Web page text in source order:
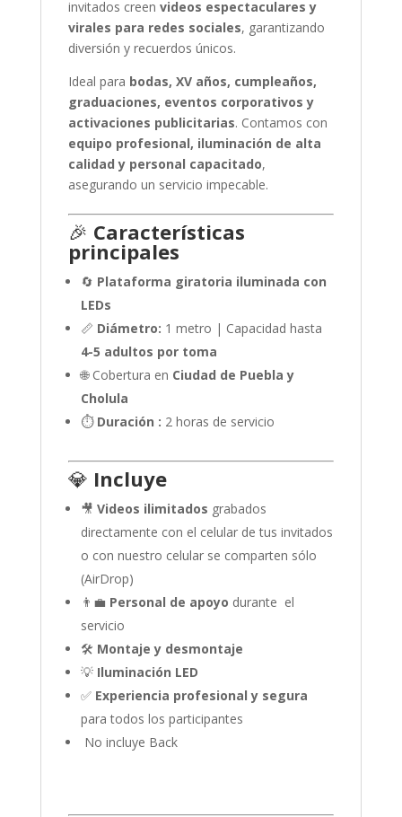
invitados creen videos espectaculares y
virales para redes sociales, garantizando
diversión y recuerdos únicos.
Ideal para bodas, XV años, cumpleaños,
graduaciones, eventos corporativos y
activaciones publicitarias. Contamos con
equipo profesional, iluminación de alta
calidad y personal capacitado,
asegurando un servicio impecable.
🎉 Características
principales
🔄 Plataforma giratoria iluminada con
LEDs
📏 Diámetro: 1 metro | Capacidad hasta
4-5 adultos por toma
🌐 Cobertura en Ciudad de Puebla y
Cholula
⏱️ Duración : 2 horas de servicio
💎 Incluye
🎥 Videos ilimitados grabados
directamente con el celular de tus invitados
o con nuestro celular se comparten sólo
(AirDrop)
👨‍💼 Personal de apoyo durante el
servicio
🛠️ Montaje y desmontaje
💡 Iluminación LED
✅ Experiencia profesional y segura
para todos los participantes
No incluye Back